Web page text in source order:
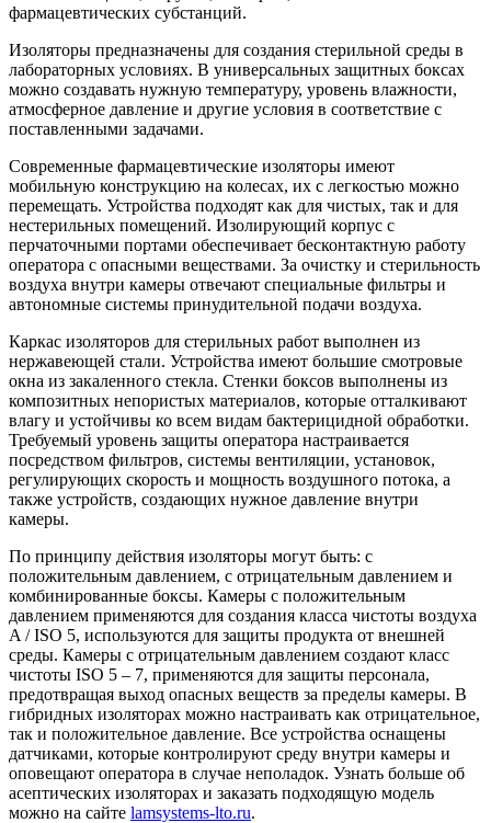
фармацевтических субстанций.
Изоляторы предназначены для создания стерильной среды в
лабораторных условиях. В универсальных защитных боксах
можно создавать нужную температуру, уровень влажности,
атмосферное давление и другие условия в соответствие с
поставленными задачами.
Современные фармацевтические изоляторы имеют
мобильную конструкцию на колесах, их с легкостью можно
перемещать. Устройства подходят как для чистых, так и для
нестерильных помещений. Изолирующий корпус с
перчаточными портами обеспечивает бесконтактную работу
оператора с опасными веществами. За очистку и стерильность
воздуха внутри камеры отвечают специальные фильтры и
автономные системы принудительной подачи воздуха.
Каркас изоляторов для стерильных работ выполнен из
нержавеющей стали. Устройства имеют большие смотровые
окна из закаленного стекла. Стенки боксов выполнены из
композитных непористых материалов, которые отталкивают
влагу и устойчивы ко всем видам бактерицидной обработки.
Требуемый уровень защиты оператора настраивается
посредством фильтров, системы вентиляции, установок,
регулирующих скорость и мощность воздушного потока, а
также устройств, создающих нужное давление внутри
камеры.
По принципу действия изоляторы могут быть: с
положительным давлением, с отрицательным давлением и
комбинированные боксы. Камеры с положительным
давлением применяются для создания класса чистоты воздуха
A / ISO 5, используются для защиты продукта от внешней
среды. Камеры с отрицательным давлением создают класс
чистоты ISO 5 – 7, применяются для защиты персонала,
предотвращая выход опасных веществ за пределы камеры. В
гибридных изоляторах можно настраивать как отрицательное,
так и положительное давление. Все устройства оснащены
датчиками, которые контролируют среду внутри камеры и
оповещают оператора в случае неполадок. Узнать больше об
асептических изоляторах и заказать подходящую модель
можно на сайте lamsystems-lto.ru.